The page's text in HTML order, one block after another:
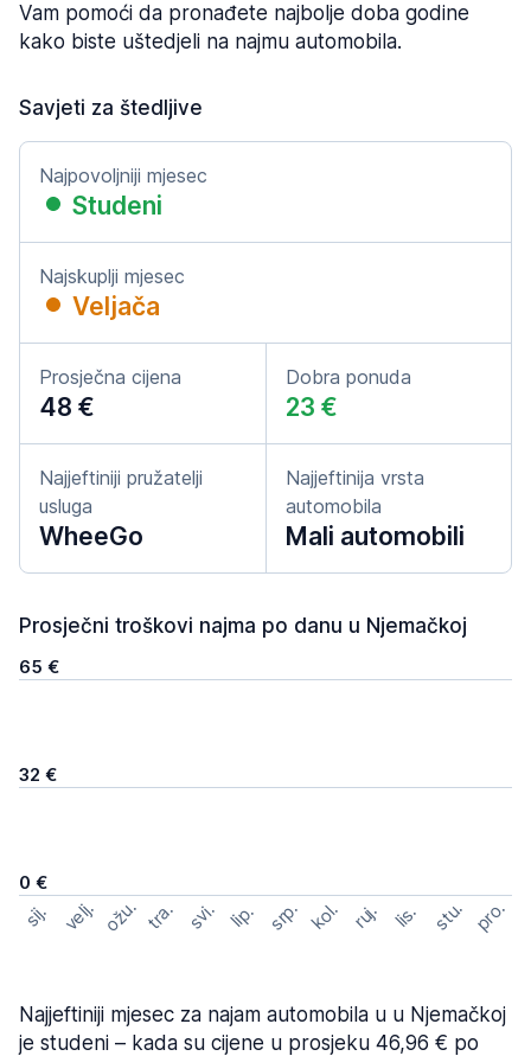
Vam pomoći da pronađete najbolje doba godine
kako biste uštedjeli na najmu automobila.
Savjeti za štedljive
Najpovoljniji mjesec
Studeni
Najskuplji mjesec
Veljača
Prosječna cijena
48 €
Dobra ponuda
23 €
Najjeftiniji pružatelji
usluga
WheeGo
Najjeftinija vrsta
automobila
Mali automobili
Prosječni troškovi najma po danu u Njemačkoj
65 €
32 €
0 €
sij. velj. ožu. tra. svi. lip. srp. kol. ruj. lis. stu. pro.
Najjeftiniji mjesec za najam automobila u u Njemačkoj
je studeni – kada su cijene u prosjeku 46,96 € po